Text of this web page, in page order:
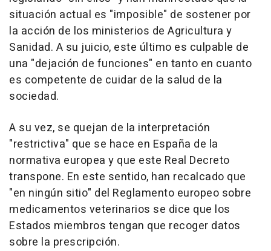
situación actual es "imposible" de sostener por
la acción de los ministerios de Agricultura y
Sanidad. A su juicio, este último es culpable de
una "dejación de funciones" en tanto en cuanto
es competente de cuidar de la salud de la
sociedad.
A su vez, se quejan de la interpretación
"restrictiva" que se hace en España de la
normativa europea y que este Real Decreto
transpone. En este sentido, han recalcado que
"en ningún sitio" del Reglamento europeo sobre
medicamentos veterinarios se dice que los
Estados miembros tengan que recoger datos
sobre la prescripción.